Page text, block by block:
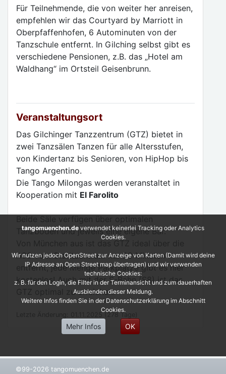
Für Teilnehmende, die von weiter her anreisen,
empfehlen wir das Courtyard by Marriott in
Oberpfaffenhofen, 6 Autominuten von der
Tanzschule entfernt. In Gilching selbst gibt es
verschiedene Pensionen, z.B. das „Hotel am
Waldhang“ im Ortsteil Geisenbrunn.
Veranstaltungsort
Das Gilchinger Tanzzentrum (GTZ) bietet in
zwei Tanzsälen Tanzen für alle Altersstufen,
von Kindertanz bis Senioren, von HipHop bis
Tango Argentino.
Die Tango Milongas werden veranstaltet in
Kooperation mit El Farolito
Tanzboden und jeweils eine eigene Bar.
A96 vom Stadtzentrum nur 20 Minuten
entfernt, jede Menge Parkplätze gibt es hier
kostenlos! Auch mit der S-Bahn (S8) ist das
GTZ optimal zu erreichen.
Letzte Änderung: 01.11.2025 (278 Tage)
©99-2026 tangomuenchen.de
tangomuenchen.de verwendet keinerlei Tracking oder Analytics
Cookies.
Wir nutzen jedoch OpenStreet zur Anzeige von Karten (Damit wird deine
IP Adresse an Open Street map übertragen) und wir verwenden
technische Cookies:
z. B. für den Login, die Filter in der Terminansicht und zum dauerhaften
Ausblenden dieser Meldung.
Weitere Infos finden Sie in der Datenschutzerklärung im Abschnitt
Cookies.
Mehr Infos OK